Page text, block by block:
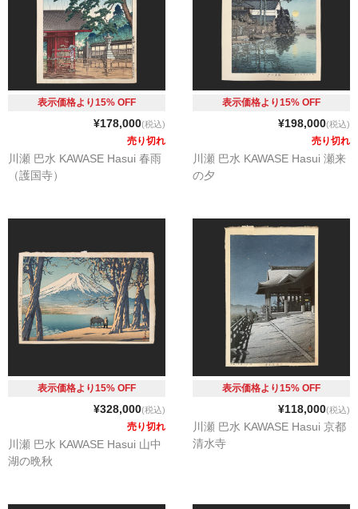
表示価格より15% OFF
¥178,000(税込)
売り切れ
川瀬 巴水 KAWASE Hasui 春雨
（護国寺）
表示価格より15% OFF
¥198,000(税込)
売り切れ
川瀬 巴水 KAWASE Hasui 瀬来
の夕
表示価格より15% OFF
¥328,000(税込)
売り切れ
川瀬 巴水 KAWASE Hasui 山中
湖の晩秋
表示価格より15% OFF
¥118,000(税込)
川瀬 巴水 KAWASE Hasui 京都
清水寺